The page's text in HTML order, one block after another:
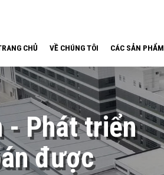
CHỦ VỀ CHÚNG TÔI CÁC SẢN PHẨM
- Phát triển
được